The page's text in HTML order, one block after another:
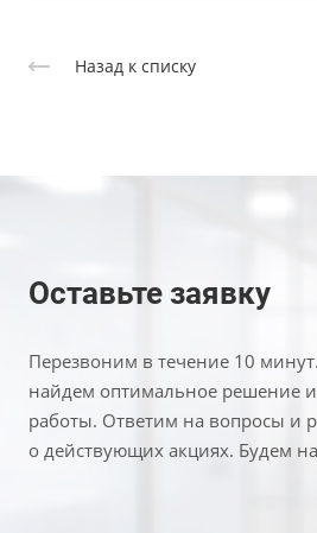
Назад к списку
Оставьте заявку
Перезвоним в течение 10
найдем оптимальное решение
работы. Ответим на вопросы и
о действующих акциях. Будем